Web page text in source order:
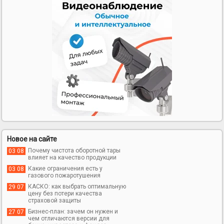
Новое на сайте
03 08
Почему чистота оборотной тары
влияет на качество продукции
03 08
Какие ограничения есть у
газового пожаротушения
29 07
КАСКО: как выбрать оптимальную
цену без потери качества
страховой защиты
27 07
Бизнес-план: зачем он нужен и
чем отличаются версии для